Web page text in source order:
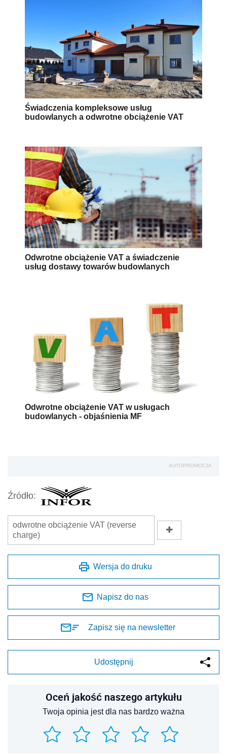
Świadczenia kompleksowe usług
budowlanych a odwrotne obciążenie VAT
Odwrotne obciążenie VAT a świadczenie
usług dostawy towarów budowlanych
Odwrotne obciążenie VAT w usługach
budowlanych - objaśnienia MF
AUTOPROMOCJA
Źródło:
odwrotne obciążenie VAT (reverse
charge)
Wersja do druku
Napisz do nas
Zapisz się na newsletter
Udostępnij
Oceń jakość naszego artykułu
Twoja opinia jest dla nas bardzo ważna